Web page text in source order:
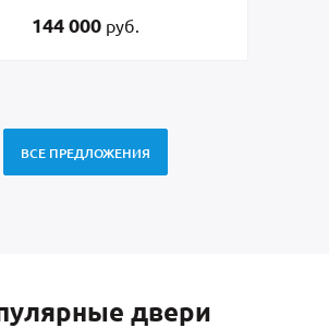
руб.
ВСЕ ПРЕДЛОЖЕНИЯ
двери